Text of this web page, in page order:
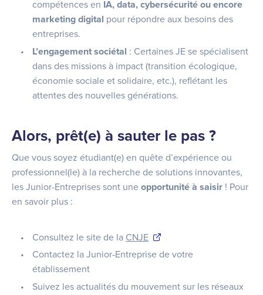
compétences en IA, data, cybersécurité ou encore
marketing digital pour répondre aux besoins des
entreprises.
L’engagement sociétal : Certaines JE se spécialisent
dans des missions à impact (transition écologique,
économie sociale et solidaire, etc.), reflétant les
attentes des nouvelles générations.
Alors, prêt(e) à sauter le pas ?
Que vous soyez étudiant(e) en quête d’expérience ou
professionnel(le) à la recherche de solutions innovantes,
les Junior-Entreprises sont une opportunité à saisir ! Pour
en savoir plus :
Consultez le site de la CNJE
Contactez la Junior-Entreprise de votre
établissement
Suivez les actualités du mouvement sur les réseaux